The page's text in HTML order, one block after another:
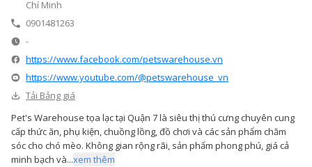
Chí Minh
0901481263
-
https://www.facebook.com/petswarehouse.vn
https://www.youtube.com/@petswarehouse_vn
Tải Bảng giá
Pet's Warehouse tọa lạc tại Quận 7 là siêu thị thú cưng chuyên cung
cấp thức ăn, phụ kiện, chuồng lồng, đồ chơi và các sản phẩm chăm
sóc cho chó mèo. Không gian rộng rãi, sản phẩm phong phú, giá cả
minh bạch và...xem thêm